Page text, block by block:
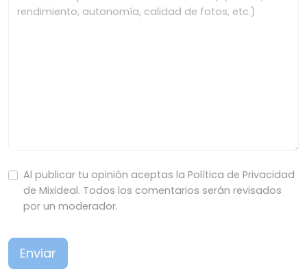
Al publicar tu opinión aceptas la Política de Privacidad
de Mixideal. Todos los comentarios serán revisados
por un moderador.
Enviar